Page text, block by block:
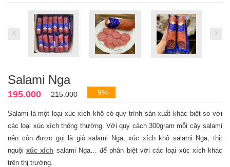
Salami Nga
195.000 215.000 -9%
Salami là một loại xúc xích khô có quy trình sản xuất khác biệt so với
các loại xúc xích thông thường. Với quy cách 300gram mỗi cây salami
nên còn được gọi là giò salami Nga, xúc xích khô salami Nga, thịt
nguộixúc xích salami Nga… để phân biệt với các loại xúc xích khác
trên thị trường.